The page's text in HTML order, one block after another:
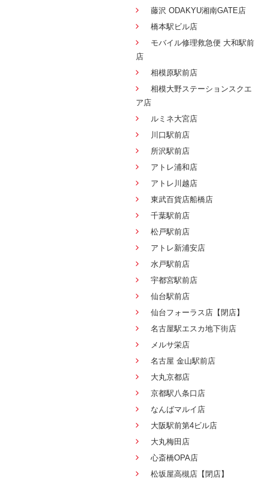
藤沢 ODAKYU湘南GATE店
橋本駅ビル店
モバイル修理救急便 大和駅前
店
相模原駅前店
相模大野ステーションスクエ
ア店
ルミネ大宮店
川口駅前店
所沢駅前店
アトレ浦和店
アトレ川越店
東武百貨店船橋店
千葉駅前店
松戸駅前店
アトレ新浦安店
水戸駅前店
宇都宮駅前店
仙台駅前店
仙台フォーラス店【閉店】
名古屋駅エスカ地下街店
メルサ栄店
名古屋 金山駅前店
大丸京都店
京都駅八条口店
なんばマルイ店
大阪駅前第4ビル店
大丸梅田店
心斎橋OPA店
松坂屋高槻店【閉店】